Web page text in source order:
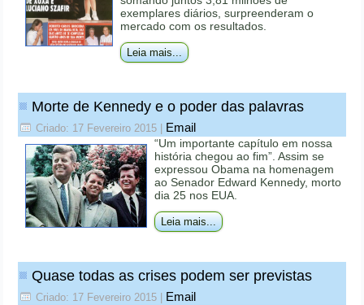
exemplares diários, surpreenderam o
mercado com os resultados.
Leia mais...
Morte de Kennedy e o poder das palavras
Criado: 17 Fevereiro 2015 Email
“Um importante capítulo em nossa
história chegou ao fim”. Assim se
expressou Obama na homenagem
ao Senador Edward Kennedy, morto
dia 25 nos EUA.
Leia mais...
Quase todas as crises podem ser previstas
Criado: 17 Fevereiro 2015 Email